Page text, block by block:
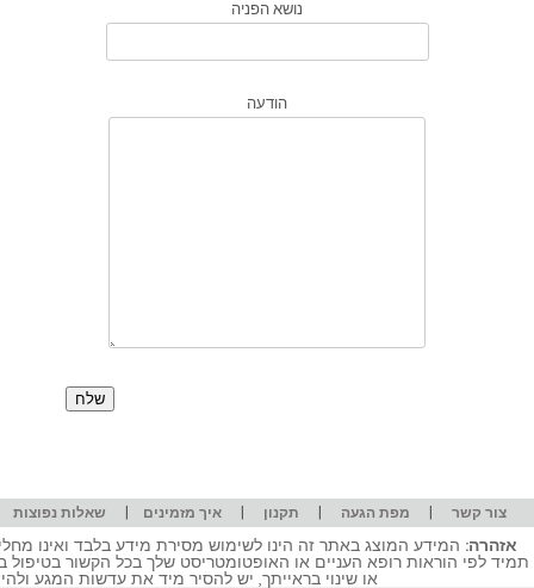
נושא הפניה
הודעה
צור קשר | מפת הגעה | תקנון |איך מזמינים | שאלות נפוצות
אזהרה: המידע המוצג באתר זה הינו לשימוש מסירת מידע בלבד ואינו
תמיד לפי הוראות רופא העניים או האופטומטריסט שלך בכל הקשור
או שינוי בראייתך, יש להסיר מיד את עדשות המגע